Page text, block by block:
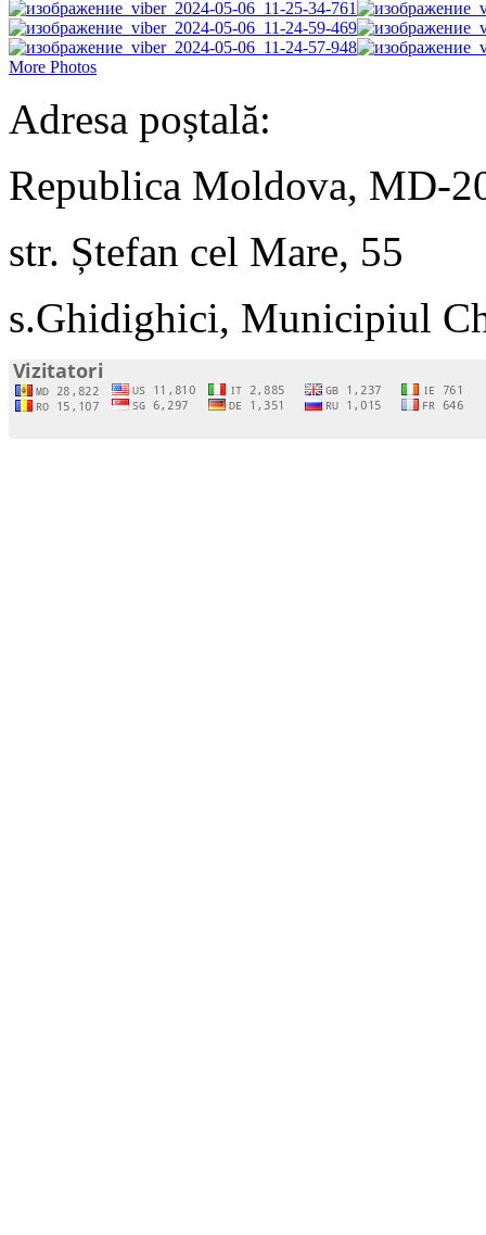
More Photos
Adresa poștală:
Republica Moldova, MD-
str. Ștefan cel Mare, 55
s.Ghidighici, Municipiul